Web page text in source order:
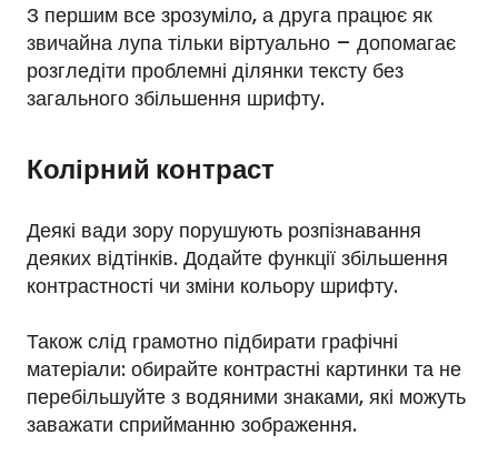
З першим все зрозуміло, а друга працює як
звичайна лупа тільки віртуально – допомагає
розгледіти проблемні ділянки тексту без
загального збільшення шрифту.
Колірний контраст
Деякі вади зору порушують розпізнавання
деяких відтінків. Додайте функції збільшення
контрастності чи зміни кольору шрифту.
Також слід грамотно підбирати графічні
матеріали: обирайте контрастні картинки та не
перебільшуйте з водяними знаками, які можуть
заважати сприйманню зображення.